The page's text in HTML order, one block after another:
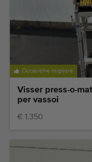
Occasione migliore
Visser press-o-
per vassoi
€ 1.350